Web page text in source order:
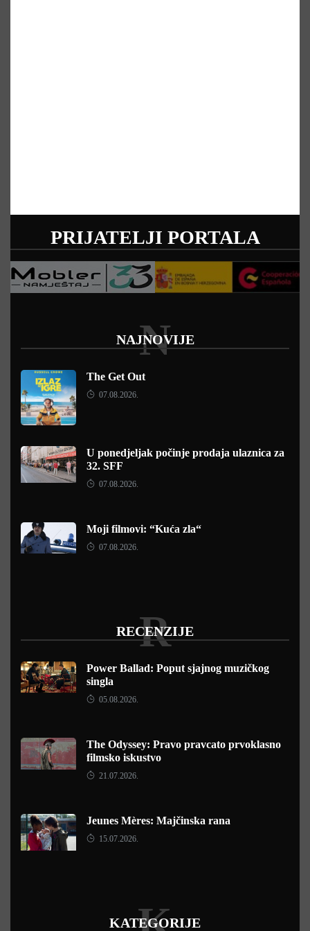
PRIJATELJI PORTALA
NAJNOVIJE
N
The Get Out
07.08.2026.
U ponedjeljak počinje prodaja ulaznica za
32. SFF
07.08.2026.
Moji filmovi: “Kuća zla“
07.08.2026.
RECENZIJE
R
Power Ballad: Poput sjajnog muzičkog
singla
05.08.2026.
The Odyssey: Pravo pravcato prvoklasno
filmsko iskustvo
21.07.2026.
Jeunes Mères: Majčinska rana
15.07.2026.
KATEGORIJE